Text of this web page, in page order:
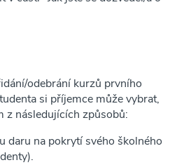
odebrání kurzů prvního
si příjemce může vybrat,
z následujících způsobů:
daru na pokrytí svého školného